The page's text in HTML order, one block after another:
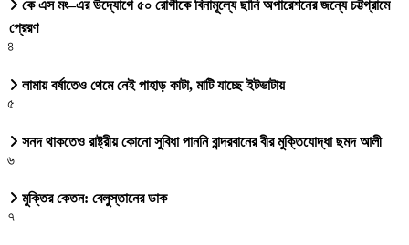
কে এস মং–এর উদ্যোগে ৫০ রোগীকে বিনামূল্যে ছানি অপারেশনের জন্যে চট্টগ্রামে
প্রেরণ
৪
লামায় বর্ষাতেও থেমে নেই পাহাড় কাটা, মাটি যাচ্ছে ইটভাটায়
৫
সনদ থাকতেও রাষ্ট্রীয় কোনো সুবিধা পাননি বান্দরবানের বীর মুক্তিযোদ্ধা ছমদ আলী
৬
মুক্তির কেতন: বেলুস্তানের ডাক
৭